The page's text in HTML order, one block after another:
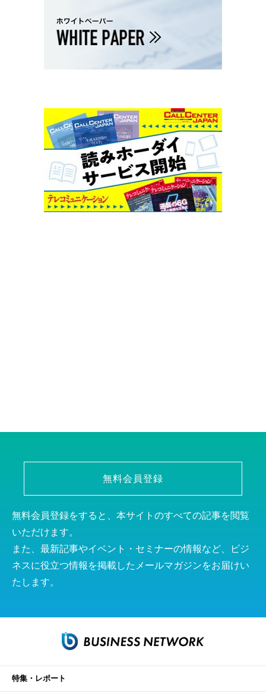
無料会員登録
無料会員登録をすると、本サイトのすべての記事を閲覧
いただけます。
また、最新記事やイベント・セミナーの情報など、ビジ
ネスに役立つ情報を掲載したメールマガジンをお届けい
たします。
特集・レポート